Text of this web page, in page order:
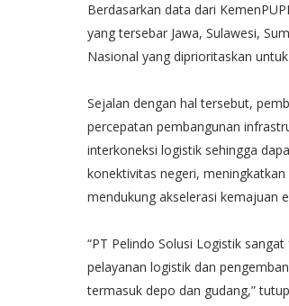
Berdasarkan data dari
yang tersebar Jawa, Sulawesi,
Nasional yang diprioritaskan
Sejalan dengan hal tersebut,
percepatan pembangunan
interkoneksi logistik sehingga
konektivitas negeri,
mendukung akselerasi kemajuan
“PT Pelindo Solusi Logistik
pelayanan logistik dan
termasuk depo dan gudang,”